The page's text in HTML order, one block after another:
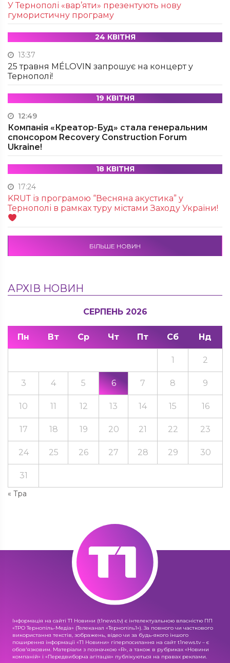
У Тернополі «вар’яти» презентують нову
гумористичну програму
24 КВІТНЯ
13:37
25 травня MÉLOVIN запрошує на концерт у
Тернополі!
19 КВІТНЯ
12:49
Компанія «Креатор-Буд» стала генеральним
спонсором Recovery Construction Forum
Ukraine!
18 КВІТНЯ
17:24
KRUТ із програмою “Весняна акустика” у
Тернополі в рамках туру містами Заходу України!
БІЛЬШЕ НОВИН
АРХІВ НОВИН
СЕРПЕНЬ 2026
Пн Вт Ср Чт Пт Сб Нд
« Тра
1 2
3 4 5 6 7 8 9
10 11 12 13 14 15 16
17 18 19 20 21 22 23
24 25 26 27 28 29 30
31
Інформація на сайті Т1 Новини (t1news.tv) є інтелектуальною власністю ПП
«ТРО Тернопіль-Медіа» (Телеканал «Тернопіль1»). За повного чи часткового
використання текстів, зображень, відео чи за будь-якого іншого
поширення інформації «Т1 Новини» гіперпосилання на сайт t1news.tv – є
обов'язковим. Матеріали з позначкою «R», а також в рубриках «Новини
компаній» і «Передвиборча агітація» публікуються на правах реклами.